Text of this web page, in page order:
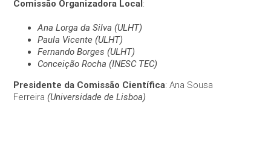
Comissão Organizadora Local:
Ana Lorga da Silva (ULHT)
Paula Vicente (ULHT)
Fernando Borges (ULHT)
Conceição Rocha (INESC TEC)
Presidente da Comissão Científica: Ana Sousa
Ferreira (Universidade de Lisboa)